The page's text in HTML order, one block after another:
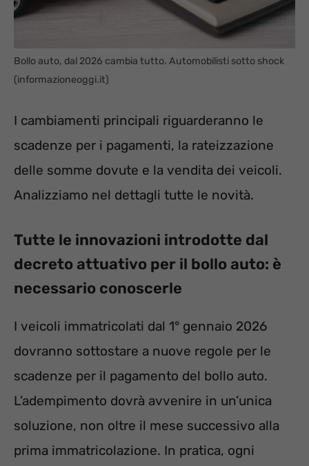
Bollo auto, dal 2026 cambia tutto. Automobilisti sotto shock
(informazioneoggi.it)
I cambiamenti principali riguarderanno le
scadenze per i pagamenti, la rateizzazione
delle somme dovute e la vendita dei veicoli.
Analizziamo nel dettagli tutte le novità.
Tutte le innovazioni introdotte dal
decreto attuativo per il bollo auto: è
necessario conoscerle
I veicoli immatricolati dal 1° gennaio 2026
dovranno sottostare a nuove regole per le
scadenze per il pagamento del bollo auto.
L’adempimento dovrà avvenire in un’unica
soluzione, non oltre il mese successivo alla
prima immatricolazione. In pratica, ogni